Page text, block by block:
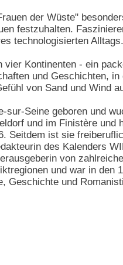
der Wüste"
festzuhalten.
technologisierten Alltags.
vier Kontinenten - ein
und Geschichten,
von Sand und Wind
sur-Seine geboren und
und im Finistère
Seitdem ist sie
des Kalenders
von
und war in den
Geschichte und